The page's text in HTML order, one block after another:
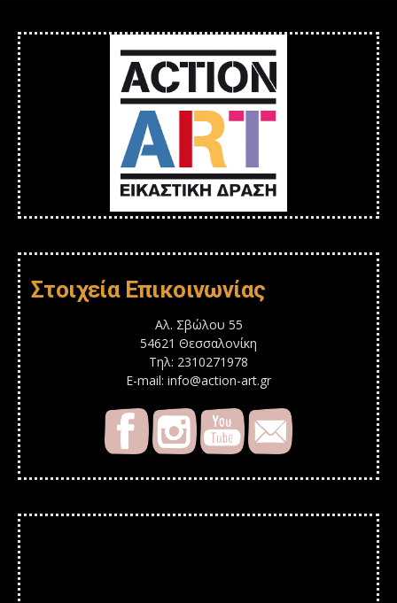
Στοιχεία Επικοινωνίας
Αλ. Σβώλου 55
54621 Θεσσαλονίκη
Τηλ: 2310271978
E-mail: info@action-art.gr